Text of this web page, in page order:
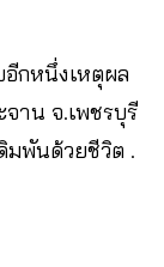
อีกหนึ่งเหตุผล
าน จ.เพชรบุรี
มพันด้วยชีวิต .